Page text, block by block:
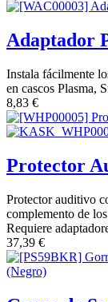
Adaptador
Instala fácilmente
en cascos Plasma,
8,83 €
Protector
Protector auditivo
complemento de
Requiere
37,39 €